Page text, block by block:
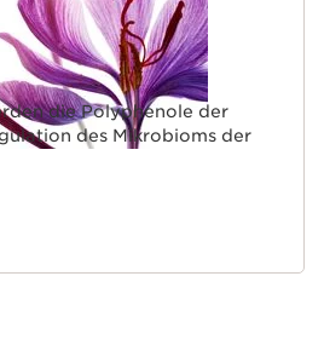
die Polyphenole der
des Mikrobioms der